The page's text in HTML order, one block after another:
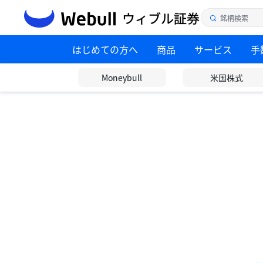
はじめての方へ 商品 サービス 手
Moneybull 米国株式